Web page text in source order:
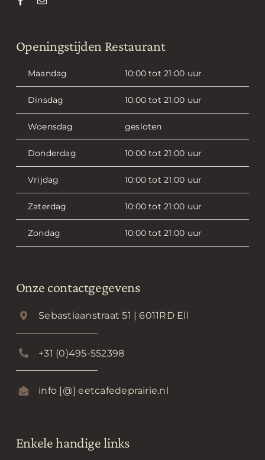
Openingstijden Restaurant
Maandag 10:00 tot 21:00 uur
Dinsdag 10:00 tot 21:00 uur
Woensdag gesloten
Donderdag 10:00 tot 21:00 uur
Vrijdag 10:00 tot 21:00 uur
Zaterdag 10:00 tot 21:00 uur
Zondag 10:00 tot 21:00 uur
Onze contactgegevens
Sebastiaanstraat 51 | 6011RD Ell
+31 (0)495-552398
info [@] eetcafedeprairie.nl
Enkele handige links